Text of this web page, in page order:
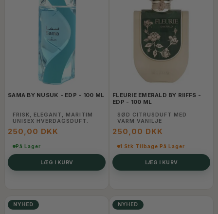
SAMA BY NUSUK - EDP - 100 ML
FRISK, ELEGANT, MARITIM
UNISEX HVERDAGSDUFT.
250,00 DKK
På Lager
LÆG I KURV
FLEURIE EMERALD BY RIIFFS -
EDP - 100 ML
SØD CITRUSDUFT MED
VARM VANILJE
250,00 DKK
1 Stk Tilbage På Lager
LÆG I KURV
NYHED NYHED